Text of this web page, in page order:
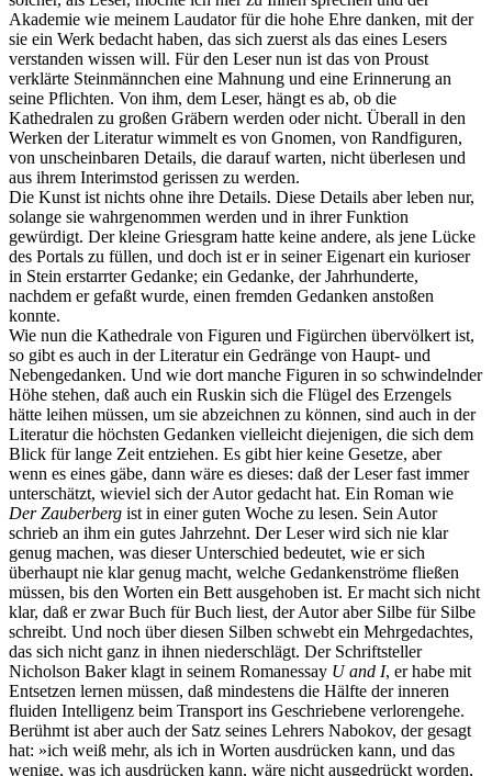
Akademie wie meinem Laudator für die hohe Ehre danken, mit der
sie ein Werk bedacht haben, das sich zuerst als das eines Lesers
verstanden wissen will. Für den Leser nun ist das von Proust
verklärte Steinmännchen eine Mahnung und eine Erinnerung an
seine Pflichten. Von ihm, dem Leser, hängt es ab, ob die
Kathedralen zu großen Gräbern werden oder nicht. Überall in den
Werken der Literatur wimmelt es von Gnomen, von Randfiguren,
von unscheinbaren Details, die darauf warten, nicht überlesen und
aus ihrem Interimstod gerissen zu werden.
Die Kunst ist nichts ohne ihre Details. Diese Details aber leben nur,
solange sie wahrgenommen werden und in ihrer Funktion
gewürdigt. Der kleine Griesgram hatte keine andere, als jene Lücke
des Portals zu füllen, und doch ist er in seiner Eigenart ein kurioser
in Stein erstarrter Gedanke; ein Gedanke, der Jahrhunderte,
nachdem er gefaßt wurde, einen fremden Gedanken anstoßen
konnte.
Wie nun die Kathedrale von Figuren und Figürchen übervölkert ist,
so gibt es auch in der Literatur ein Gedränge von Haupt- und
Nebengedanken. Und wie dort manche Figuren in so schwindelnder
Höhe stehen, daß auch ein Ruskin sich die Flügel des Erzengels
hätte leihen müssen, um sie abzeichnen zu können, sind auch in der
Literatur die höchsten Gedanken vielleicht diejenigen, die sich dem
Blick für lange Zeit entziehen. Es gibt hier keine Gesetze, aber
wenn es eines gäbe, dann wäre es dieses: daß der Leser fast immer
unterschätzt, wieviel sich der Autor gedacht hat. Ein Roman wie
Der Zauberberg ist in einer guten Woche zu lesen. Sein Autor
schrieb an ihm ein gutes Jahrzehnt. Der Leser wird sich nie klar
genug machen, was dieser Unterschied bedeutet, wie er sich
überhaupt nie klar genug macht, welche Gedankenströme fließen
müssen, bis den Worten ein Bett ausgehoben ist. Er macht sich nicht
klar, daß er zwar Buch für Buch liest, der Autor aber Silbe für Silbe
schreibt. Und noch über diesen Silben schwebt ein Mehrgedachtes,
das sich nicht ganz in ihnen niederschlägt. Der Schriftsteller
Nicholson Baker klagt in seinem Romanessay U and I, er habe mit
Entsetzen lernen müssen, daß mindestens die Hälfte der inneren
fluiden Intelligenz beim Transport ins Geschriebene verlorengehe.
Berühmt ist aber auch der Satz seines Lehrers Nabokov, der gesagt
hat: »ich weiß mehr, als ich in Worten ausdrücken kann, und das
wenige, was ich ausdrücken kann, wäre nicht ausgedrückt worden,